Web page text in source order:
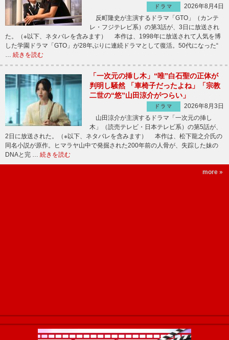
ドラマ
2026年8月4日
反町隆史が主演するドラマ「GTO」（カンテ
レ・フジテレビ系）の第3話が、3日に放送され
た。（※以下、ネタバレを含みます） 本作は、1998年に放送されて人気を博
した学園ドラマ「GTO」が28年ぶりに連続ドラマとして復活。50代になった“
… 続きを読む
「一次元の挿し木」“唯”白石聖の正体が
判明し騒然 「車椅子だったよね」「宗教
二世の“悠”山田涼介がつらい」
ドラマ
2026年8月3日
山田涼介が主演するドラマ「一次元の挿し
木」（読売テレビ・日本テレビ系）の第5話が、
2日に放送された。（※以下、ネタバレを含みます） 本作は、松下龍之介氏の
同名小説が原作。ヒマラヤ山中で発掘された200年前の人骨が、失踪した妹の
DNAと完 … 続きを読む
more »